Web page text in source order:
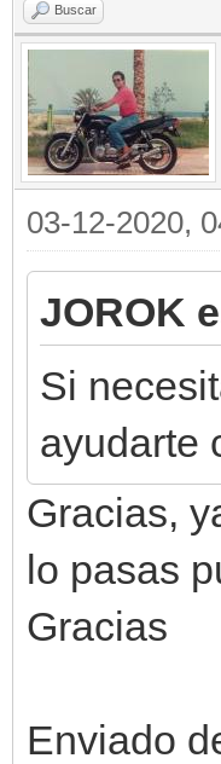
Buscar
03-12-2020,
JOROK
Si
ayudarte
Gracias,
lo pasas
Gracias
Enviado